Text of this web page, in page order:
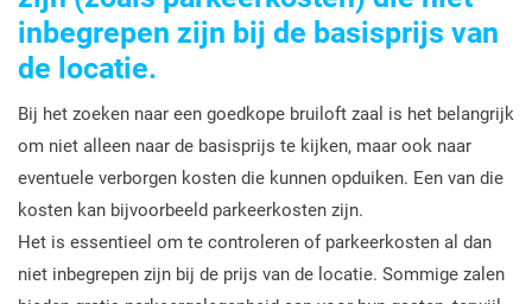
inbegrepen zijn bij de basisprijs van
de locatie.
Bij het zoeken naar een goedkope bruiloft zaal is het belangrijk
om niet alleen naar de basisprijs te kijken, maar ook naar
eventuele verborgen kosten die kunnen opduiken. Een van die
kosten kan bijvoorbeeld parkeerkosten zijn.
Het is essentieel om te controleren of parkeerkosten al dan
niet inbegrepen zijn bij de prijs van de locatie. Sommige zalen